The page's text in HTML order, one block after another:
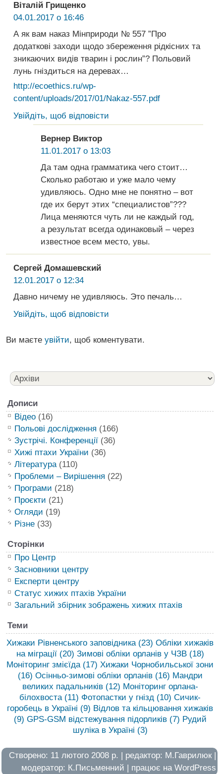
Віталій Грищенко
04.01.2017 о 16:46
А як вам наказ Мінприроди № 557 ”Про
додаткові заходи щодо збереження рідкісних та
зникаючих видів тварин і рослин”? Польовий
лунь гніздиться на деревах…
http://ecoethics.ru/wp-
content/uploads/2017/01/Nakaz-557.pdf
Увійдіть, щоб відповісти
Вернер Виктор
11.01.2017 о 13:03
Да там одна грамматика чего стоит…
Сколько работаю и уже мало чему
удивляюсь. Одно мне не понятно – вот
где их берут этих “специалистов”???
Лица меняются чуть ли не каждый год,
а результат всегда одинаковый – через
известное всем место, увы.
Сергей Домашевский
12.01.2017 о 12:34
Давно ничему не удивляюсь. Это печаль…
Увійдіть, щоб відповісти
Ви маєте увійти, щоб коментувати.
Дописи
Відео(16)
Польові дослідження (166)
Зустрічі. Конференції(36)
Хижі птахи України (36)
Література(110)
Проблеми – Вирішення (22)
Програми (218)
Проєкти (21)
Огляди (19)
Різне(33)
Сторінки
Про Центр
Засновники центру
Експерти центру
Статус хижих птахів України
Загальний збірник зображень хижих птахів
Теми
Хижаки Рівненського заповідника(23) Обліки хижаків
на міграції(20) Зимові обліки орланів у ЧЗВ(18)
Моніторинг змієїда(17) Хижаки Чорнобильської зони
(16) Осінньо-зимові обліки орланів(16) Мандри
великих падальників(12) Моніторинг орлана-
білохвоста(11) Фотопастки у гнізд (10) Сичик-
горобець в Україні (9) Відлов та кільцювання хижаків
(9) GPS-GSM відстежування підорликів(7) Рудий
шуліка в Україні (3)
Створено: 11 лютого 2008 р. | редактор: М.Гаврилюк|
модератор: К.Письменний | працює наWordPress